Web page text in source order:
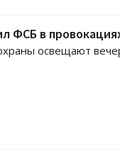
ФСБ в
освещают